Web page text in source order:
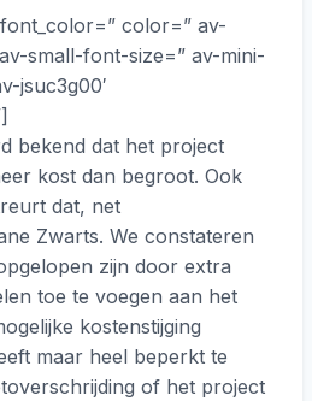
color=” av-
small-font-size=” av-mini-
jsuc3g00′
bekend dat het project
kost dan begroot. Ook
dat, net
Zwarts. We constateren
zijn door extra
toe te voegen aan het
kostenstijging
maar heel beperkt te
of het project